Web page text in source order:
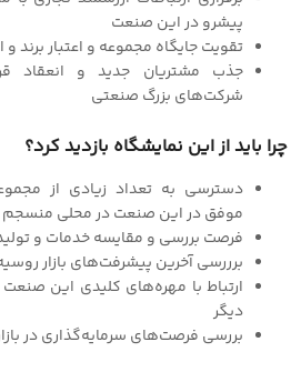
پیشرو در این صنعت
تقویت جایگاه مجموعه و اعتبار برند و
جذب مشتریان جدید و انعقاد
شرکت‌های بزرگ صنعتی
چرا باید از این نمایشگاه بازدید کرد؟
دسترسی به تعداد زیادی از
موفق در این صنعت در محلی منسجم
فرصت بررسی و مقایسه خدمات و
برررسی آخرین پیشرفت‌های بازار
ارتباط با مهره‌های کلیدی این
دیگر
بررسی فرصت‌های سرمایه‌گذاری در